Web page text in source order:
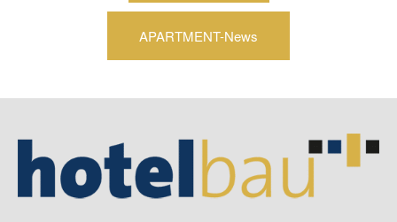
APARTMENT-News